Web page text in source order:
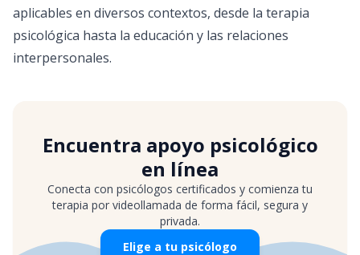
aplicables en diversos contextos, desde la terapia
psicológica hasta la educación y las relaciones
interpersonales.
Encuentra apoyo psicológico
en línea
Conecta con psicólogos certificados y comienza tu
terapia por videollamada de forma fácil, segura y
privada.
Elige a tu psicólogo